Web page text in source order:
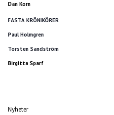
Dan Korn
FASTA KRÖNIKÖRER
Paul Holmgren
Torsten Sandström
Birgitta Sparf
Nyheter